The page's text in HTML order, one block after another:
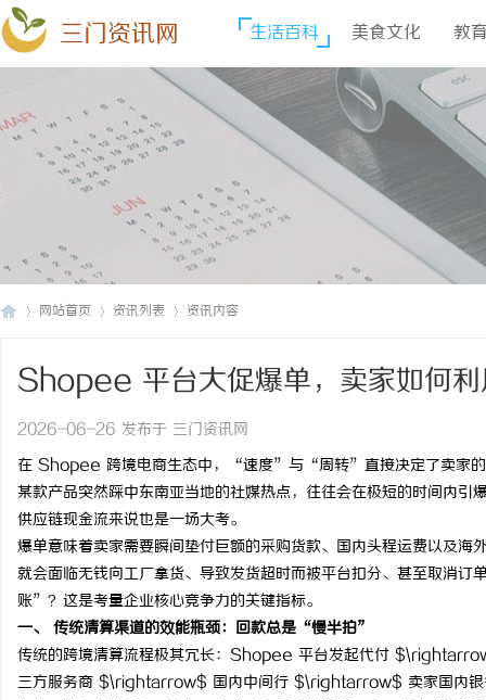
三门资讯网 生活百科 美食文化 教
网站首页 资讯列表 资讯内容
Shopee 平台大促爆单，卖家如何
2026-06-26 发布于 三门资讯网
在 Shopee 跨境电商生态中，“速度”与“周转”直接决定了卖家的
某款产品突然踩中东南亚当地的社媒热点，往往会在极短的时间内
供应链现金流来说也是一场大考。
爆单意味着卖家需要瞬间垫付巨额的采购货款、国内头程运费以及
就会面临无钱向工厂拿货、导致发货超时而被平台扣分、甚至取消订
账”？这是考量企业核心竞争力的关键指标。
一、 传统清算渠道的效能瓶颈：回款总是“慢半拍”
传统的跨境清算流程极其冗长：Shopee 平台发起代付
三方服务商 $\rightarrow$ 国内中间行 $\rightarrow$ 卖家国内银